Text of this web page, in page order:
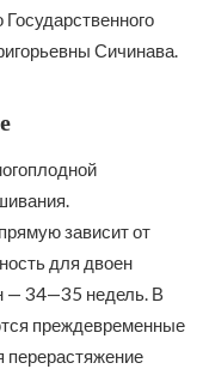
Государственного
Сичинава.
зависит от
для двоен
— 34—35 недель. В
преждевременные